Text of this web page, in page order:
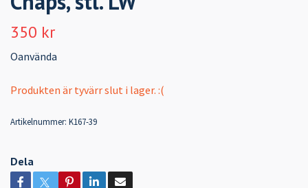
350 kr
Oanvända
Produkten är tyvärr slut i lager. :(
Artikelnummer: K167-39
Dela